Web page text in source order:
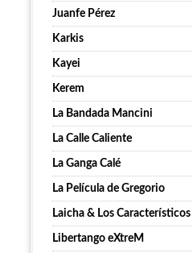
Juanfe Pérez
Karkis
Kayei
Kerem
La Bandada Mancini
La Calle Caliente
La Ganga Calé
La Película de Gregorio
Laicha & Los Característicos
Libertango eXtreM